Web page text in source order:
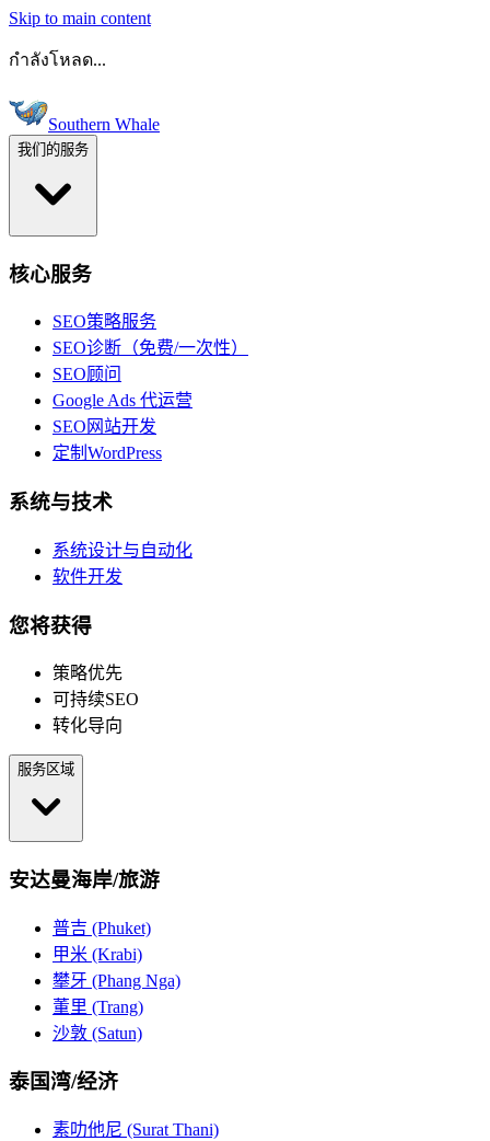
Skip to main content
กำลังโหลด...
Southern Whale
我们的服务
核心服务
SEO策略服务
SEO诊断（免费/一次性）
SEO顾问
Google Ads 代运营
SEO网站开发
定制WordPress
系统与技术
系统设计与自动化
软件开发
您将获得
策略优先
可持续SEO
转化导向
服务区域
安达曼海岸/旅游
普吉 (Phuket)
甲米 (Krabi)
攀牙 (Phang Nga)
董里 (Trang)
沙敦 (Satun)
泰国湾/经济
素叻他尼 (Surat Thani)